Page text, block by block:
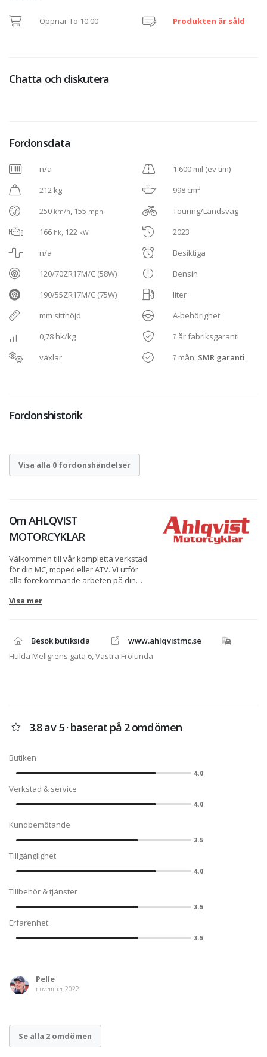
Öppnar To 10:00 Produkten är såld
Chatta och diskutera
Fordonsdata
n/a
212 kg
250 km/h, 155 mph
166 hk, 122 kW
n/a
120/70ZR17M/C (58W)
190/55ZR17M/C (75W)
mm sitthöjd
0,78 hk/kg
växlar
1 600 mil (ev tim)
998 cm3
Touring/Landsväg
2023
Besiktiga
Bensin
liter
A-behörighet
? år fabriksgaranti
? mån, SMR garanti
Fordonshistorik
Visa alla 0 fordonshändelser
OmAHLQVIST
MOTORCYKLAR
Välkommen till vår kompletta verkstad
för din MC, moped eller ATV. Vi utför
alla förekommande arbeten på din
avancerade motorarbeten till punka
Peugeot mopeder. Rieju mopeder. Vi
utför även arbeten på många andra
fabrikat.
orginaltillbehör och reservdelar. Vi har
även en auktoriserad Verkstad där vi
Visa mer
Besök butiksida
www.ahlqvistmc.se
Hulda Mellgrens gata 6, Västra Frölunda
3.8 av 5 · baserat på 2 omdömen
Butiken
4.0
Verkstad & service
4.0
Kundbemötande
3.5
Tillgänglighet
4.0
Tillbehör & tjänster
3.5
Erfarenhet
3.5
Pelle
november 2022
Se alla 2 omdömen